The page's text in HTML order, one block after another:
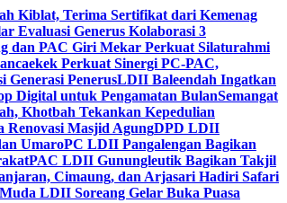
Kiblat, Terima Sertifikat dari Kemenag
Evaluasi Generus Kolaborasi 3
dan PAC Giri Mekar Perkuat Silaturahmi
Perkuat Sinergi PC-PAC,
Generasi PenerusLDII Baleendah Ingatkan
Digital untuk Pengamatan BulanSemangat
Khotbah Tekankan Kepedulian
Renovasi Masjid AgungDPD LDII
UmaroPC LDII Pangalengan Bagikan
PAC LDII Gunungleutik Bagikan Takjil
Cimaung, dan Arjasari Hadiri Safari
LDII Soreang Gelar Buka Puasa